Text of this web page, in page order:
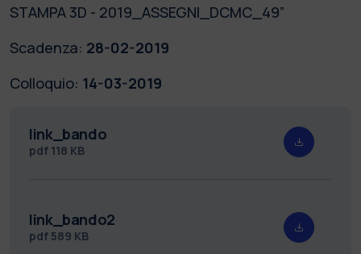
STAMPA 3D - 2019_ASSEGNI_DCMC_49”
Scadenza: 28-02-2019
Colloquio: 14-03-2019
link_bando
pdf 118 KB
link_bando2
pdf 589 KB